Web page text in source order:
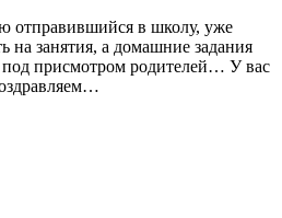
на занятия, а домашние задания
под присмотром родителей… У вас